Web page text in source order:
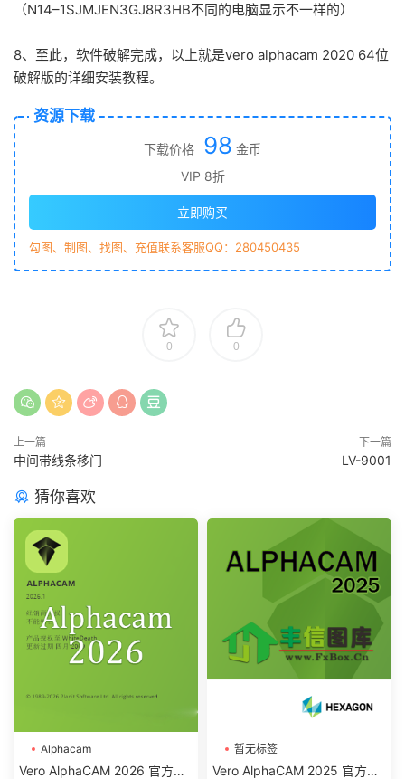
（N14–1SJMJEN3GJ8R3HB不同的电脑显示不一样的）
8、至此，软件破解完成，以上就是vero alphacam 2020 64位
破解版的详细安装教程。
资源下载
下载价格 98 金币
VIP 8折
立即购买
勾图、制图、找图、充值联系客服QQ：280450435
0 0
上一篇
中间带线条移门
下一篇
LV-9001
猜你喜欢
Alphacam
Vero AlphaCAM 2026 官方简
暂无标签
Vero AlphaCAM 2025 官方简